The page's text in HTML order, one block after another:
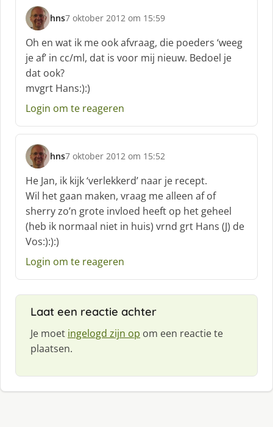
hns
s
c
h
r
e
e
:
7 oktober 2012 om 15:59
Oh en wat ik me ook afvraag, die poeders ‘weeg
je af’ in cc/ml, dat is voor mij nieuw. Bedoel je
dat ook?
mvgrt Hans:):)
Login om te reageren
hns
s
c
h
r
e
e
f
7 oktober 2012 om 15:52
He Jan, ik kijk ‘verlekkerd’ naar je recept.
Wil het gaan maken, vraag me alleen af of
sherry zo’n grote invloed heeft op het geheel
(heb ik normaal niet in huis) vrnd grt Hans (J) de
Vos:):):)
Login om te reageren
Laat een reactie achter
Je moet ingelogd zijn op om een reactie te
plaatsen.